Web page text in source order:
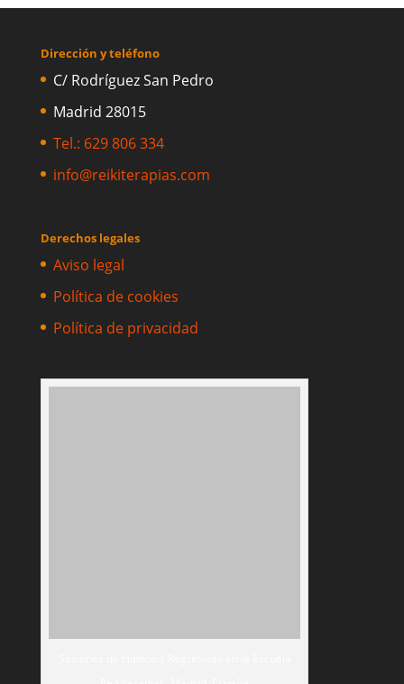
Dirección y teléfono
C/ Rodríguez San Pedro
Madrid 28015
Tel.: 629 806 334
info@reikiterapias.com
Derechos legales
Aviso legal
Política de cookies
Política de privacidad
Autobuses: 001, 133, 138, 21, C1, C2